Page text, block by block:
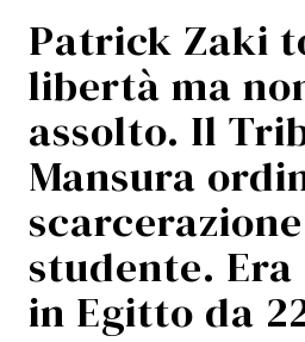
Patrick Zaki
libertà ma
assolto. Il
Mansura
studente.
in Egitto da